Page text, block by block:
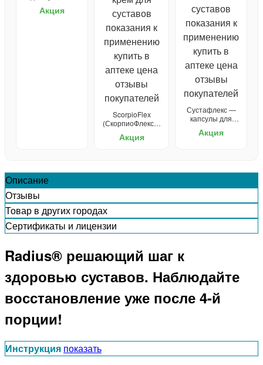
Акция
ScorpioFlex
(СкорпиоФлекс) -
Акция
Сустафлекс —
капсулы для
Акция
Описание
Отзывы
Товар в других городах
Сертификаты и лицензии
Radius® решающий шаг к
здоровью суставов. Наблюдайте
восстановление уже после 4-й
порции!
Инструкция показать